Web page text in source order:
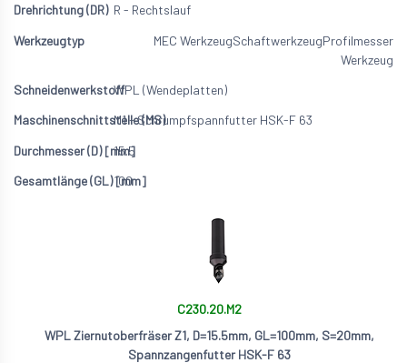
R - Rechtslauf
MEC WerkzeugSchaftwerkzeugProfilmesser
Werkzeug
WPL (Wendeplatten)
M1 - Schrumpfspannfutter HSK-F 63
15.5
100
C230.20.M2
WPL Ziernutoberfräser Z1, D=15.5mm, GL=100mm, S=20mm,
Spannzangenfutter HSK-F 63